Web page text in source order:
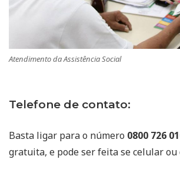
Atendimento da Assistência Social
Telefone de contato:
Basta ligar para o número 0800 726
gratuita, e pode ser feita se celular ou